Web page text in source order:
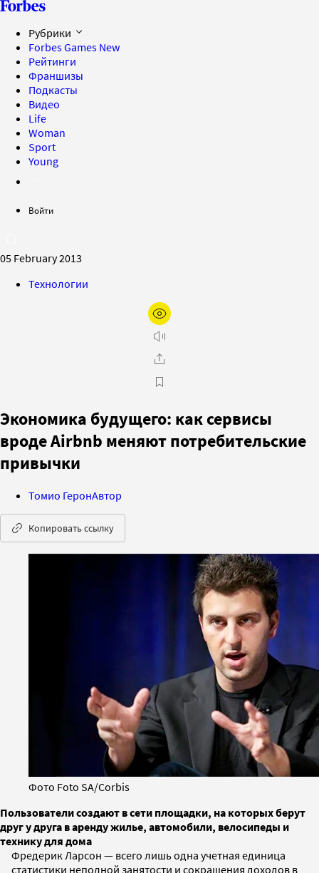
Рубрики
Forbes Games New
Рейтинги
Франшизы
Подкасты
Видео
Life
Woman
Sport
Young
Войти
05 February 2013
Технологии
Экономика будущего: как сервисы
вроде Airbnb меняют потребительские
привычки
Томио ГеронАвтор
Копировать ссылку
Фото Foto SA/Corbis
Пользователи создают в сети площадки, на которых берут
друг у друга в аренду жилье, автомобили, велосипеды и
технику для дома
Фредерик Ларсон — всего лишь одна учетная единица
статистики неполной занятости и сокращения доходов в